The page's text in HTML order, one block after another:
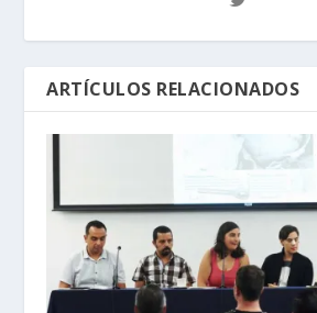
ARTÍCULOS RELACIONADOS